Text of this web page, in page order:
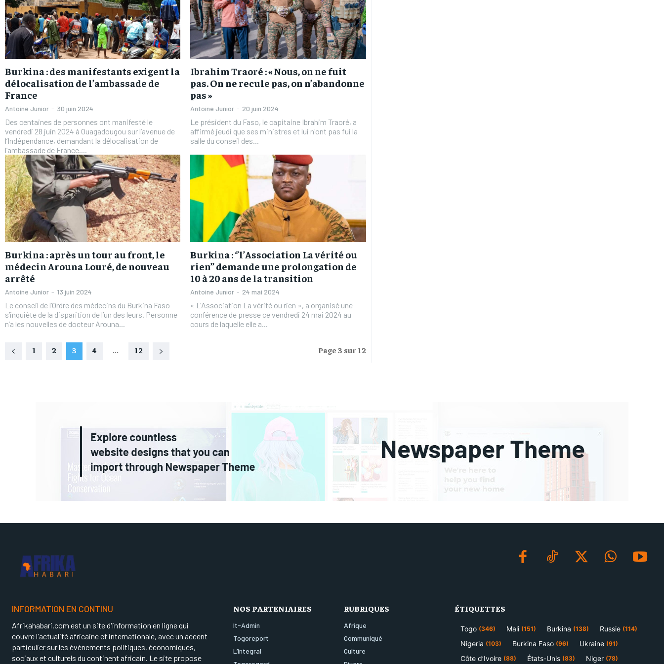
Burkina : des manifestants exigent la
délocalisation de l’ambassade de
France
Antoine Junior - 30 juin 2024
Des centaines de personnes ont manifesté le
vendredi 28 juin 2024 à Ouagadougou sur l’avenue de
l’Indépendance, demandant la délocalisation de
l’ambassade de France....
Ibrahim Traoré : « Nous, on ne fuit
pas. On ne recule pas, on n’abandonne
pas »
Antoine Junior - 20 juin 2024
Le président du Faso, le capitaine Ibrahim Traoré, a
affirmé jeudi que ses ministres et lui n'ont pas fui la
salle du conseil des...
Burkina : après un tour au front, le
médecin Arouna Louré, de nouveau
arrêté
Antoine Junior - 13 juin 2024
Le conseil de l’Ordre des médecins du Burkina Faso
s’inquiète de la disparition de l’un des leurs. Personne
n’a les nouvelles de docteur Arouna...
Burkina : ‘’l’Association La vérité ou
rien’’ demande une prolongation de
10 à 20 ans de la transition
Antoine Junior - 24 mai 2024
« L'Association La vérité ou rien », a organisé une
conférence de presse ce vendredi 24 mai 2024 au
cours de laquelle elle a...
1 2 3 4 ... 12 Page 3 sur 12
INFORMATION EN CONTINU
Afrikahabari.com est un site d'information en ligne qui
couvre l'actualité africaine et internationale, avec un accent
particulier sur les événements politiques, économiques,
sociaux et culturels du continent africain. Le site propose
NOS PARTENIAIRES
It-Admin
Togoreport
L’integral
RUBRIQUES
Afrique
Communiqué
Culture
ÉTIQUETTES
Togo (346) Mali (151) Burkina (138) Russie (114)
Nigeria (103) Burkina Faso (96) Ukraine (91)
Côte d’Ivoire (88) États-Unis (83) Niger (78)